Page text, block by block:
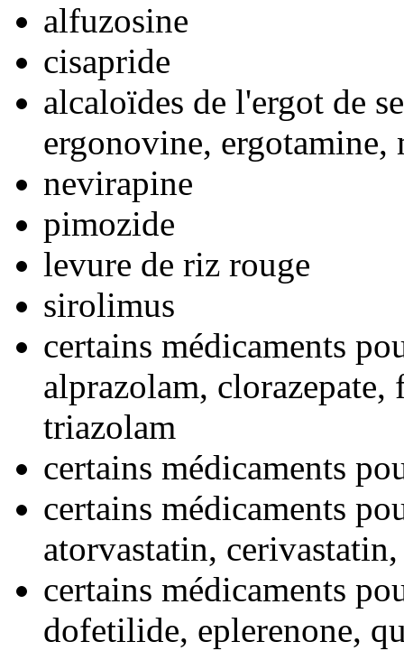
alfuzosine
cisapride
alcaloïdes de l'ergot de
ergonovine,
nevirapine
pimozide
levure de riz rouge
sirolimus
certains médicaments
alprazolam,
triazolam
certains médicaments
certains médicaments
atorvastatin,
certains médicaments
dofetilide, eplerenone,